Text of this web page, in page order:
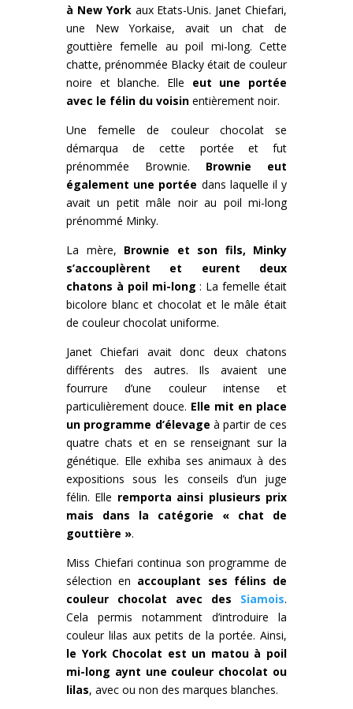
à New Yorkaux Etats-Unis. Janet Chiefari,
une New Yorkaise, avait un chat de
gouttière femelle au poil mi-long. Cette
chatte, prénommée Blacky était de couleur
noire et blanche. Elle eut une portée
avec le félin du voisin entièrement noir.
Une femelle de couleur chocolat se
démarqua de cette portée et fut
prénommée Brownie. Brownie eut
également une portée dans laquelle il y
avait un petit mâle noir au poil mi-long
prénommé Minky.
La mère, Brownie et son fils, Minky
s’accouplèrent et eurent deux
chatons à poil mi-long : La femelle était
bicolore blanc et chocolat et le mâle était
de couleur chocolat uniforme.
Janet Chiefari avait donc deux chatons
différents des autres. Ils avaient une
fourrure d’une couleur intense et
particulièrement douce. Elle mit en place
un programme d’élevage à partir de ces
quatre chats et en se renseignant sur la
génétique. Elle exhiba ses animaux à des
expositions sous les conseils d’un juge
félin. Elle remporta ainsi plusieurs prix
mais dans la catégorie « chat de
gouttière ».
Miss Chiefari continua son programme de
sélection en accouplant ses félins de
couleur chocolat avec des Siamois.
Cela permis notamment d’introduire la
couleur lilas aux petits de la portée. Ainsi,
le York Chocolat est un matou à poil
mi-long aynt une couleur chocolat ou
lilas, avec ou non des marques blanches.